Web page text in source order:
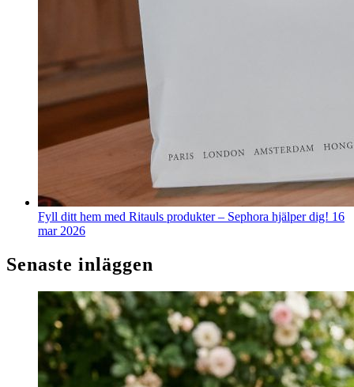
Fyll ditt hem med Ritauls produkter – Sephora hjälper dig! 16
mar 2026
Senaste inläggen